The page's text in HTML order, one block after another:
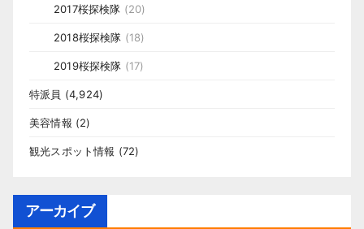
2017桜探検隊 (20)
2018桜探検隊 (18)
2019桜探検隊 (17)
特派員 (4,924)
美容情報 (2)
観光スポット情報 (72)
アーカイブ